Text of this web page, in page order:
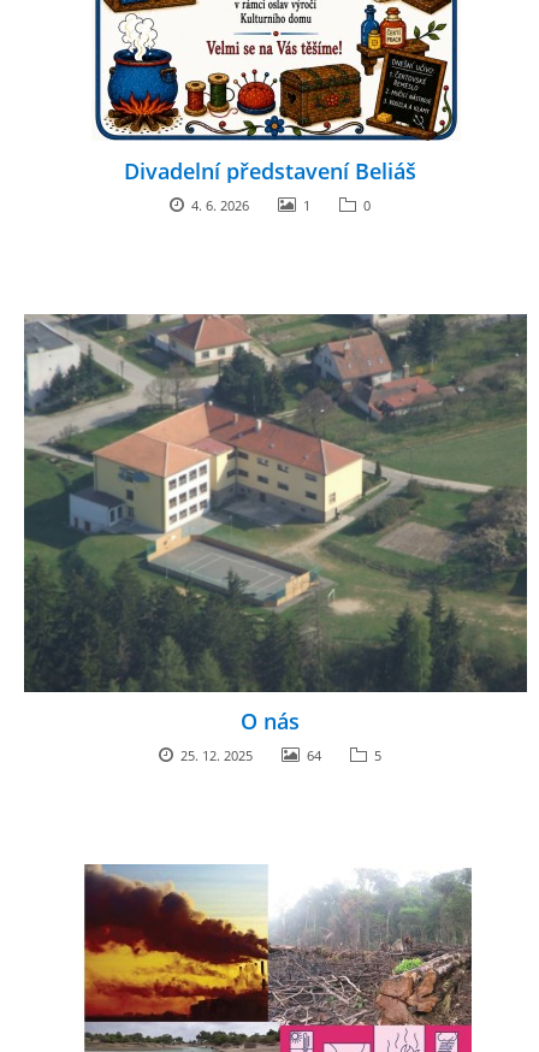
FOTOALBUM
ŠKOLNÍ DRUŽINA
KROUŽKY
NAŠE ÚSPĚCHY
GDPR
PŘEDŠKOLÁCI
JAK MOTIVOVAT DÍTĚ KE ČTENÍ
NAUČNÁ STEZKA ZBRASLAV
VOLNÁ PRACOVNÍ MÍSTA
Divadelní představení Beliáš
4. 6. 2026 1 0
O nás
25. 12. 2025 64 5